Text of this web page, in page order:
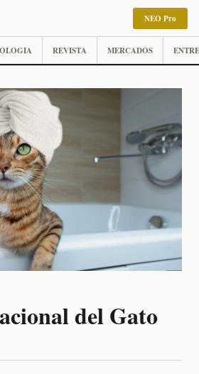
NEO Pro
REVISTA MERCADOS
del Gato